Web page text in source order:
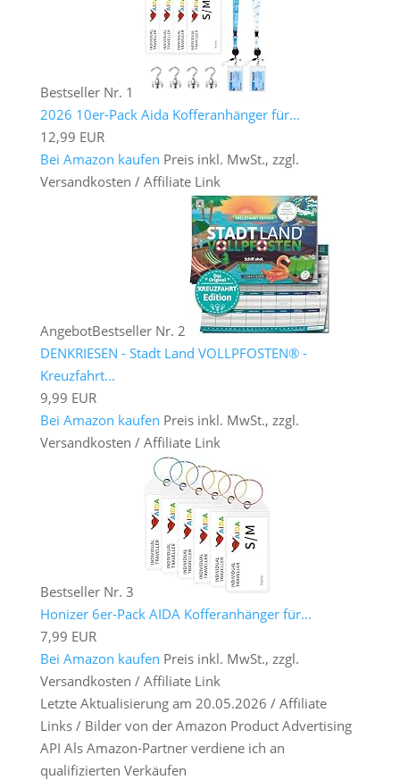
Bestseller Nr. 1
2026 10er-Pack Aida Kofferanhänger für...
12,99 EUR
Bei Amazon kaufen Preis inkl. MwSt., zzgl.
Versandkosten / Affiliate Link
AngebotBestseller Nr. 2
DENKRIESEN - Stadt Land VOLLPFOSTEN® -
Kreuzfahrt...
9,99 EUR
Bei Amazon kaufen Preis inkl. MwSt., zzgl.
Versandkosten / Affiliate Link
Bestseller Nr. 3
Honizer 6er-Pack AIDA Kofferanhänger für...
7,99 EUR
Bei Amazon kaufen Preis inkl. MwSt., zzgl.
Versandkosten / Affiliate Link
Letzte Aktualisierung am 20.05.2026 / Affiliate
Links / Bilder von der Amazon Product Advertising
API Als Amazon-Partner verdiene ich an
qualifizierten Verkäufen